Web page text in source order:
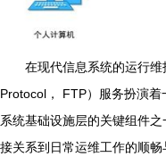
在现代信息系统的运行
Protocol， FTP）服务扮演
系统基础设施层的关键组件
接关系到日常运维工作的顺